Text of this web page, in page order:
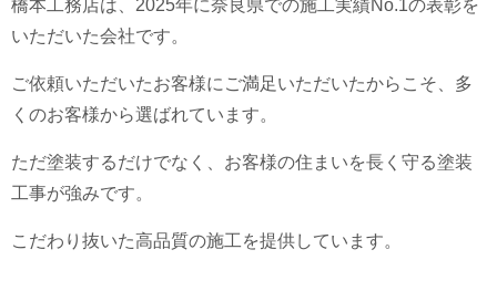
橋本工務店は、2025年に奈良県での施工実績No.1の表彰を
いただいた会社です。
ご依頼いただいたお客様にご満足いただいたからこそ、多
くのお客様から選ばれています。
ただ塗装するだけでなく、お客様の住まいを長く守る塗装
工事が強みです。
こだわり抜いた高品質の施工を提供しています。